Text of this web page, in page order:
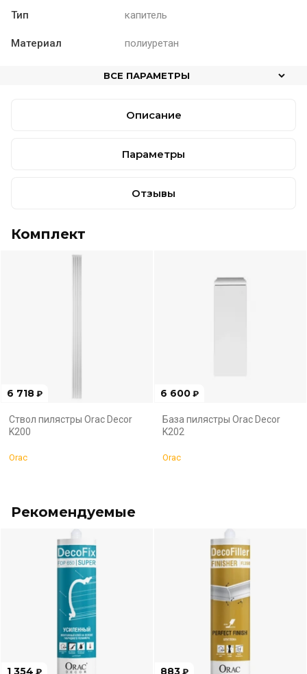
Тип капитель
Материал полиуретан
ВСЕ ПАРАМЕТРЫ
Описание
Параметры
Отзывы
Комплект
6 718 ₽
Ствол пилястры Orac Decor
K200
Orac
6 600 ₽
База пилястры Orac Decor
K202
Orac
Рекомендуемые
1 354 ₽ 883 ₽